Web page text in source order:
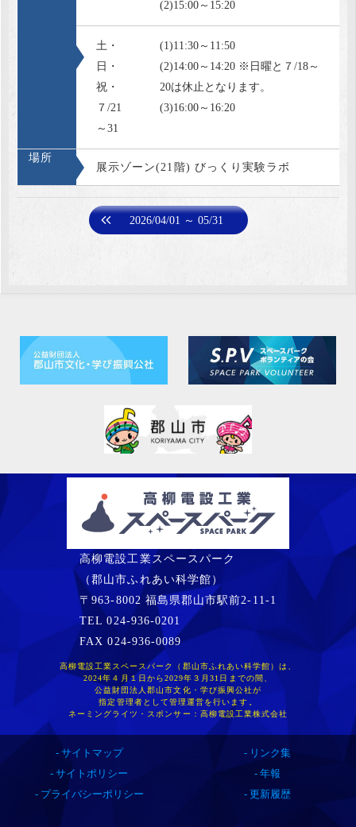
(2)15:00～15:20
土・
日・
祝・
７/21
～31
(1)11:30～11:50
(2)14:00～14:20 ※日曜と７/18～
20は休止となります。
(3)16:00～16:20
場所
展示ゾーン(21階) びっくり実験ラボ
2026/04/01 ～ 05/31
高柳電設工業スペースパーク
（郡山市ふれあい科学館）
〒963-8002 福島県郡山市駅前2-11-1
TEL 024-936-0201
FAX 024-936-0089
高柳電設工業スペースパーク（郡山市ふれあい科学館）は、
2024年４月１日から2029年３月31日までの間、
公益財団法人郡山市文化・学び振興公社が
指定管理者として管理運営を行います。
ネーミングライツ・スポンサー：高柳電設工業株式会社
サイトマップ
リンク集
サイトポリシー
年報
プライバシーポリシー
更新履歴